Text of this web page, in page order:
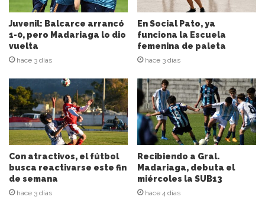
c
i
ó
n
d
c
o
r
r
e
o
e
l
e
c
Juvenil: Balcarce arrancó
1-0, pero Madariaga lo dio
vuelta
hace 3 días
En Social Pato, ya
funciona la Escuela
femenina de paleta
hace 3 días
Con atractivos, el fútbol
busca reactivarse este fin
de semana
hace 3 días
Recibiendo a Gral.
Madariaga, debuta el
miércoles la SUB13
hace 4 días